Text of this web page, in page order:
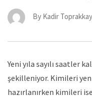
By Kadir
Yeni yıla sayılı saatler
şekilleniyor. Kimileri yeni
hazırlanırken kimileri